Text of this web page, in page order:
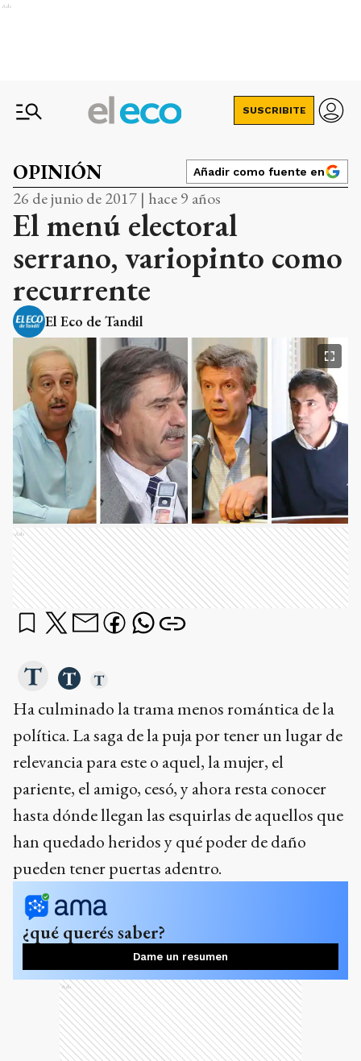
Ads
SUSCRIBITE
OPINIÓN Añadir como fuente en
26 de junio de 2017 | hace 9 años
El menú electoral
serrano, variopinto como
recurrente
El Eco de Tandil
Ads
Ha culminado la trama menos romántica de la
política. La saga de la puja por tener un lugar de
relevancia para este o aquel, la mujer, el
pariente, el amigo, cesó, y ahora resta conocer
hasta dónde llegan las esquirlas de aquellos que
han quedado heridos y qué poder de daño
pueden tener puertas adentro.
¿qué querés saber?
Dame un resumen
Ads